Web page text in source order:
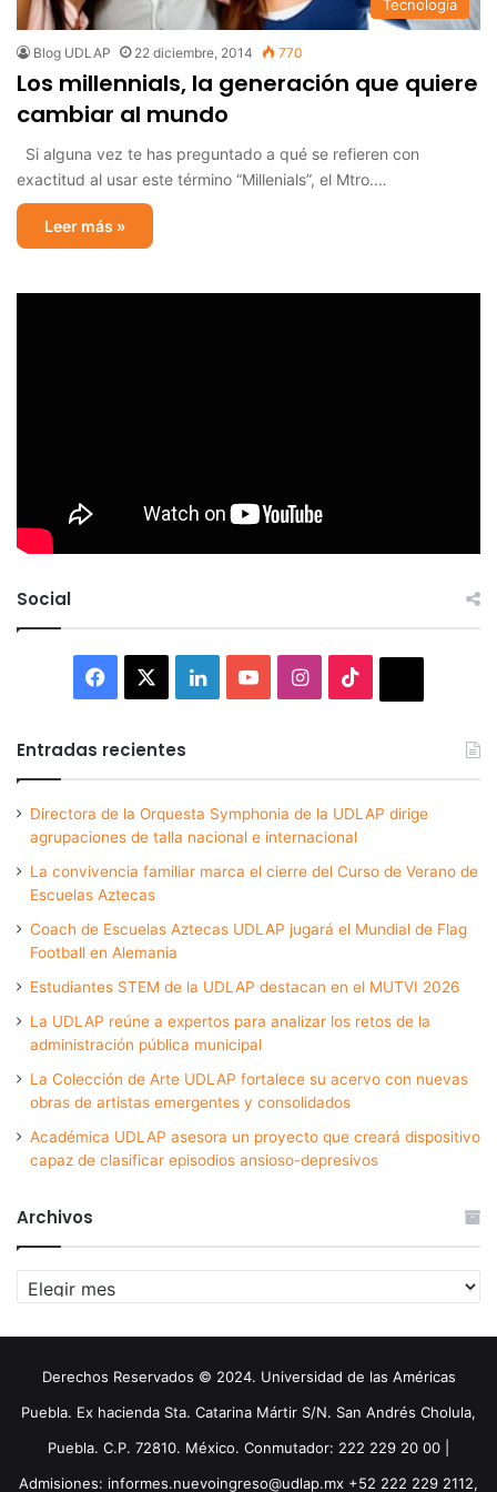
Tecnología
Blog UDLAP 22 diciembre, 2014 770
Los millennials, la generación que quiere
cambiar al mundo
Si alguna vez te has preguntado a qué se refieren con
exactitud al usar este término “Millenials”, el Mtro.…
Leer más »
Social
Facebook LinkedInYouTubeInstagram
Entradas recientes
Directora de la Orquesta Symphonia de la UDLAP dirige
agrupaciones de talla nacional e internacional
La convivencia familiar marca el cierre del Curso de Verano de
Escuelas Aztecas
Coach de Escuelas Aztecas UDLAP jugará el Mundial de Flag
Football en Alemania
Estudiantes STEM de la UDLAP destacan en el MUTVI 2026
La UDLAP reúne a expertos para analizar los retos de la
administración pública municipal
La Colección de Arte UDLAP fortalece su acervo con nuevas
obras de artistas emergentes y consolidados
Académica UDLAP asesora un proyecto que creará dispositivo
capaz de clasificar episodios ansioso-depresivos
Archivos
Archivos
Derechos Reservados © 2024. Universidad de las Américas
Puebla. Ex hacienda Sta. Catarina Mártir S/N. San Andrés Cholula,
Puebla. C.P. 72810. México. Conmutador: 222 229 20 00 |
Admisiones: informes.nuevoingreso@udlap.mx +52 222 229 2112,